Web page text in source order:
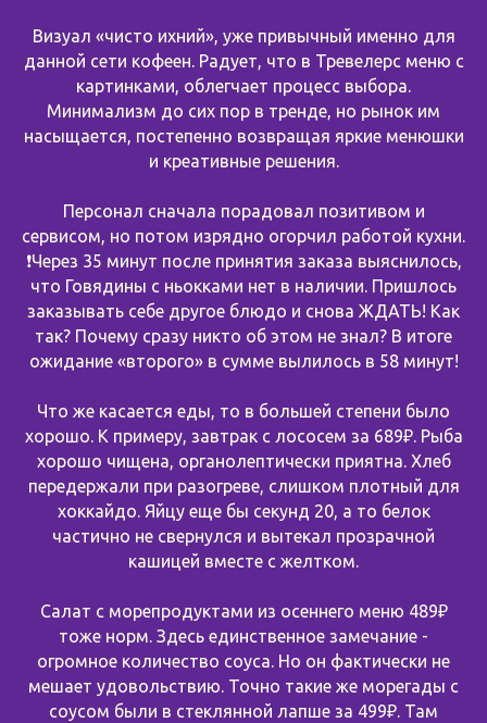
Визуал «чисто ихний», уже привычный именно для
данной сети кофеен. Радует, что в Тревелерс меню с
картинками, облегчает процесс выбора.
Минимализм до сих пор в тренде, но рынок им
насыщается, постепенно возвращая яркие менюшки
и креативные решения.
Персонал сначала порадовал позитивом и
сервисом, но потом изрядно огорчил работой кухни.
❗️Через 35 минут после принятия заказа выяснилось,
что Говядины с ньокками нет в наличии. Пришлось
заказывать себе другое блюдо и снова ЖДАТЬ! Как
так? Почему сразу никто об этом не знал? В итоге
ожидание «второго» в сумме вылилось в 58 минут!
Что же касается еды, то в большей степени было
хорошо. К примеру, завтрак с лососем за 689₽. Рыба
хорошо чищена, органолептически приятна. Хлеб
передержали при разогреве, слишком плотный для
хоккайдо. Яйцу еще бы секунд 20, а то белок
частично не свернулся и вытекал прозрачной
кашицей вместе с желтком.
Салат с морепродуктами из осеннего меню 489₽
тоже норм. Здесь единственное замечание -
огромное количество соуса. Но он фактически не
мешает удовольствию. Точно такие же морегады с
соусом были в стеклянной лапше за 499₽. Там